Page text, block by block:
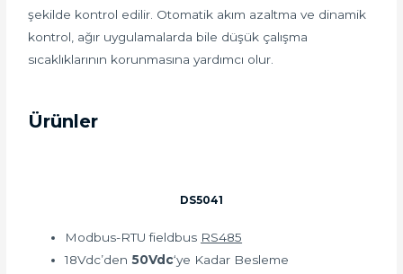
şekilde kontrol edilir. Otomatik akım azaltma ve dinamik
kontrol, ağır uygulamalarda bile düşük çalışma
sıcaklıklarının korunmasına yardımcı olur.
Ürünler
DS5041
Modbus-RTU fieldbus RS485
18Vdc’den50Vdc‘ye Kadar Besleme